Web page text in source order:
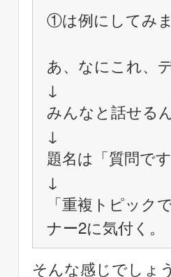
①は例にしてみ
あ、なにこれ、
↓
みんなと話せる
↓
題名は「質問で
↓
「重複トピッ
ナー2に気付く。
そんな感じでしょ